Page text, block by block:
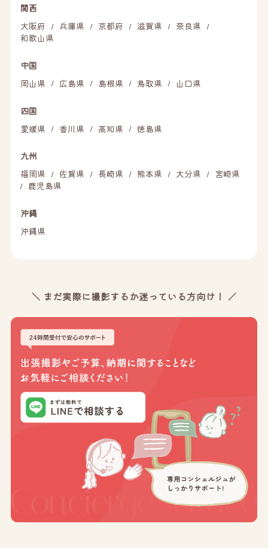
関西
大阪府
/ 兵庫県 / 京都府 / 滋賀県 / 奈良県 /
和歌山県
中国
岡山県
/ 広島県 / 島根県 / 鳥取県 / 山口県
四国
愛媛県
/ 香川県 / 高知県 / 徳島県
九州
福岡県
/ 佐賀県 / 長崎県 / 熊本県 / 大分県 / 宮崎県
/ 鹿児島県
沖縄
沖縄県
＼ まだ実際に撮影するか迷っている方向け！ ／